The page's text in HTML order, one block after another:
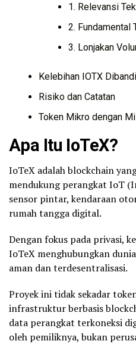
1. Relevansi
2. Fundamental
3. Lonjakan
Kelebihan IOTX
Risiko dan Catatan
Token Mikro dengan
Apa Itu IoTeX?
IoTeX adalah blockchain
mendukung perangkat IoT
sensor pintar, kendaraan
rumah tangga digital.
Dengan fokus pada privasi,
IoTeX menghubungkan
aman dan terdesentralisasi.
Proyek ini tidak sekadar
infrastruktur berbasis
data perangkat terkoneksi
oleh pemiliknya, bukan